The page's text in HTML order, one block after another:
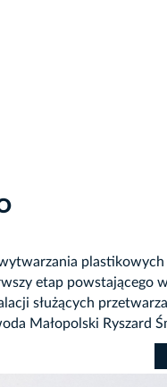
etap powstającego
służących
Małopolski Ryszard